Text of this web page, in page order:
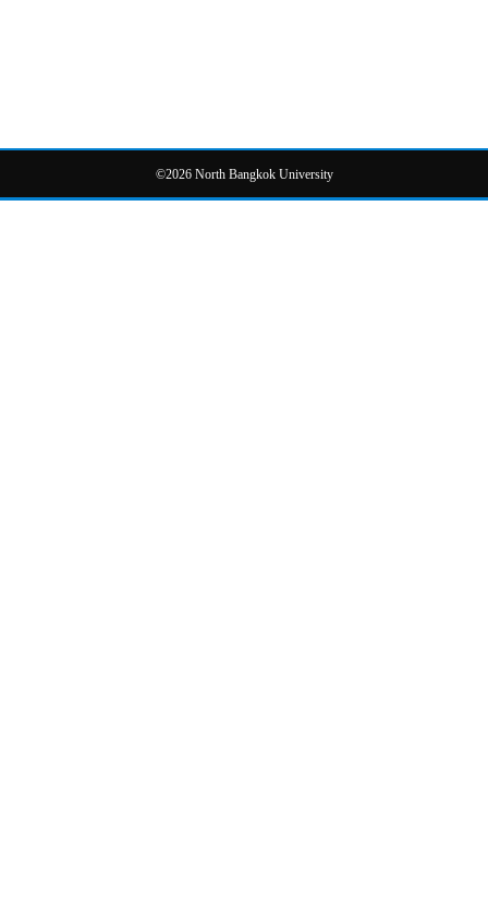
©2026 North Bangkok University